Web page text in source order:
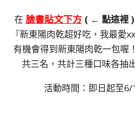
在 臉書貼文下方( ← 點這裡 )
『新東陽肉乾超好吃，我最愛
有機會得到新東陽肉乾一包喔
共三名，共計三種口味各抽
活動時間：即日起至